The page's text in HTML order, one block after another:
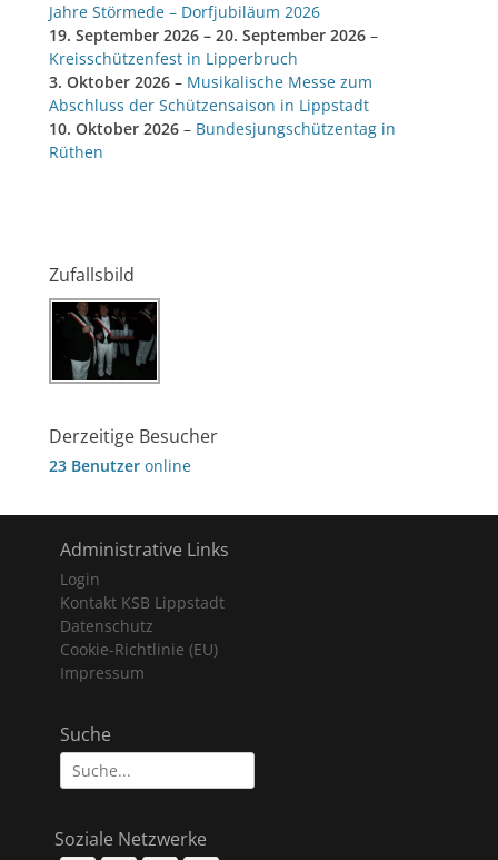
Jahre Störmede – Dorfjubiläum 2026
19. September 2026 – 20. September 2026 –
Kreisschützenfest in Lipperbruch
3. Oktober 2026 – Musikalische Messe zum
Abschluss der Schützensaison in Lippstadt
10. Oktober 2026 – Bundesjungschützentag in
Rüthen
Zufallsbild
Derzeitige Besucher
23 Benutzer online
Administrative Links
Login
Kontakt KSB Lippstadt
Datenschutz
Cookie-Richtlinie (EU)
Impressum
Suche
Suche
nach:
Soziale Netzwerke